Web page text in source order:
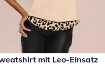
€
mit Leo-Einsatz